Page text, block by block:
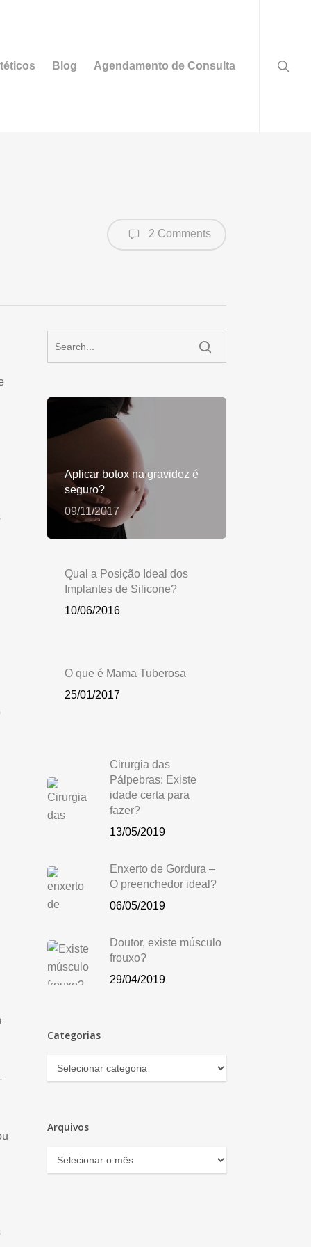
Blog Agendamento de Consulta
2 Comments
Aplicar botox na gravidez é
seguro?
09/11/2017
Qual a Posição Ideal dos
Implantes de Silicone?
10/06/2016
O que é Mama Tuberosa
25/01/2017
Cirurgia das
Pálpebras: Existe
idade certa para
fazer?
13/05/2019
Enxerto de Gordura –
O preenchedor ideal?
06/05/2019
Doutor, existe músculo
frouxo?
29/04/2019
Categorias
Categorias
Arquivos
Arquivos